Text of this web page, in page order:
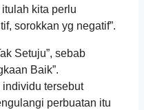
kita perlu
sorokkan yg negatif”.
Setuju”, sebab
Baik”.
tersebut
perbuatan itu